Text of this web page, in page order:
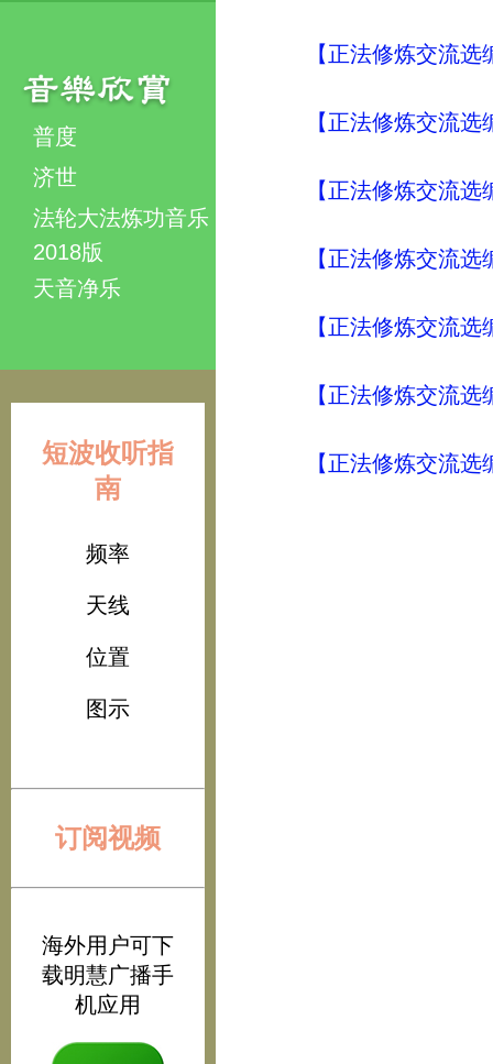
普度
济世
法轮大法炼功音乐
2018版
天音净乐
短波收听指
南
频率
天线
位置
图示
订阅视频
海外用户可下
载明慧广播手
机应用
【正法修炼交流
【正法修炼交流
【正法修炼交流
【正法修炼交流
【正法修炼交流
【正法修炼交流
【正法修炼交流